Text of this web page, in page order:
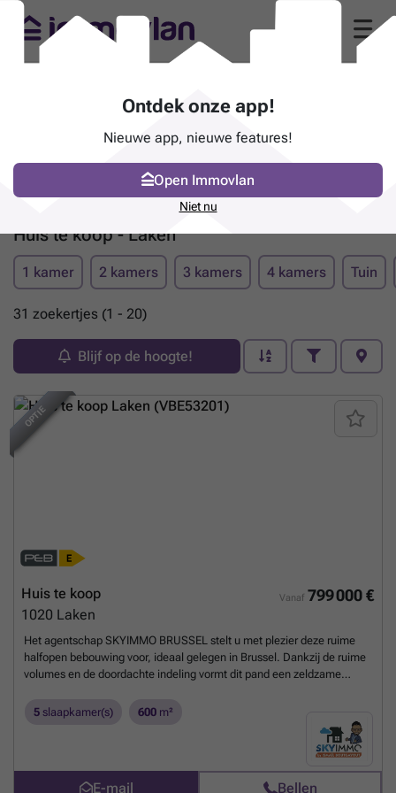
Huis te koop - Laken
1 kamer 2 kamers 3 kamers 4 kamers Tuin
31 zoekertjes (1 - 20)
Blijf op de hoogte!
NIEUW
OPTIE
Vanaf 799 000 €
Huis te koop
1020 Laken
Het agentschap SKYIMMO BRUSSEL stelt u met plezier deze ruime
halfopen bebouwing voor, ideaal gelegen in Brussel. Dankzij de ruime
volumes en de doordachte indeling vormt dit pand een zeldzame
een investering met hoog rendement met mogelijkheid tot het creëren
van een afzonderlijk appartement. Gelegen in een aangename
comfortabele leefruimtes en het sterke potentieel voor inrichting en
meerwaarde. Indeling: KELDER: Kelders (15,73 m² – 10,51 m²) –
5 slaapkamer(s) 600 m²
E-mail Bellen
Ontdek onze app!
Nieuwe app, nieuwe features!
Open Immovlan
Niet nu